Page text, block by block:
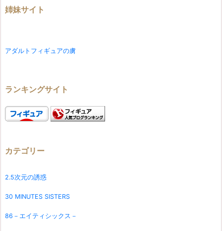
姉妹サイト
アダルトフィギュアの虜
ランキングサイト
カテゴリー
2.5次元の誘惑
30 MINUTES SISTERS
86－エイティシックス－